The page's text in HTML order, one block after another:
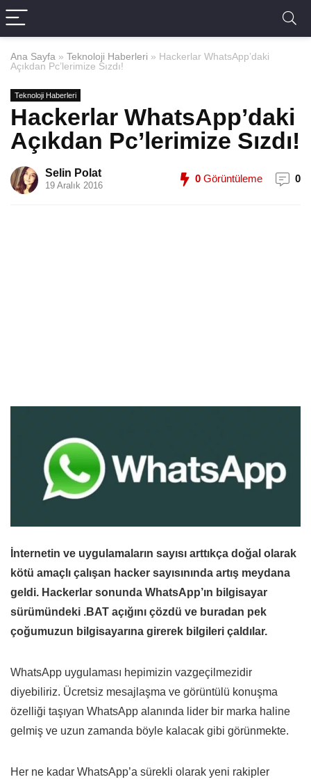
Ana Sayfa » Teknoloji Haberleri » Hackerlar WhatsApp’daki
Açıkdan Pc’lerimize Sızdı!
Teknoloji Haberleri
Hackerlar WhatsApp’daki
Açıkdan Pc’lerimize Sızdı!
Selin Polat
19 Aralık 2016
0 Görüntüleme 0
İnternetin ve uygulamaların sayısı arttıkça doğal olarak
kötü amaçlı çalışan hacker sayısınında artış meydana
geldi. Hackerlar sonunda WhatsApp’ın bilgisayar
sürümündeki .BAT açığını çözdü ve buradan pek
çoğumuzun bilgisayarına girerek bilgileri çaldılar.
WhatsApp uygulaması hepimizin vazgeçilmezidir
diyebiliriz. Ücretsiz mesajlaşma ve görüntülü konuşma
özelliği taşıyan WhatsApp alanında lider bir marka haline
gelmiş ve uzun zamanda böyle kalacak gibi görünmekte.
Her ne kadar WhatsApp’a sürekli olarak yeni rakipler